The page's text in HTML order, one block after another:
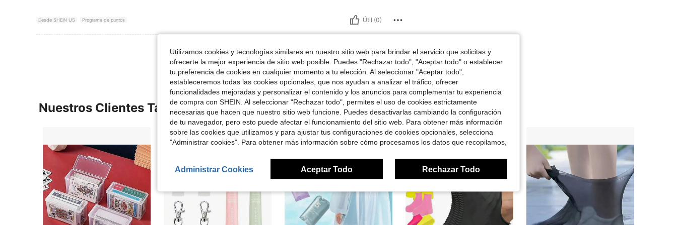
Desde SHEIN US Programa de puntos Útil (0)
Nuestros Clientes También Vieron
Utilizamos cookies y tecnologías similares en nuestro sitio web para brindar el servicio que solicitas y
ofrecerte la mejor experiencia de sitio web posible. Puedes "Rechazar todo", "Aceptar todo" o establecer
tu preferencia de cookies en cualquier momento a tu elección. Al seleccionar "Aceptar todo",
estableceremos todas las cookies opcionales, que nos ayudan a analizar el tráfico, ofrecer
funcionalidades mejoradas y personalizar el contenido y los anuncios para complementar tu experiencia
de compra con SHEIN. Al seleccionar "Rechazar todo", permites el uso de cookies estrictamente
necesarias que hacen que nuestro sitio web funcione. Puedes desactivarlas cambiando la configuración
de tu navegador, pero esto puede afectar el funcionamiento del sitio web. Para obtener más información
sobre las cookies que utilizamos y para ajustar tus configuraciones de cookies opcionales, selecciona
"Administrar cookies". Para obtener más información sobre cómo procesamos los datos que recopilamos,
Administrar Cookies Aceptar Todo Rechazar Todo